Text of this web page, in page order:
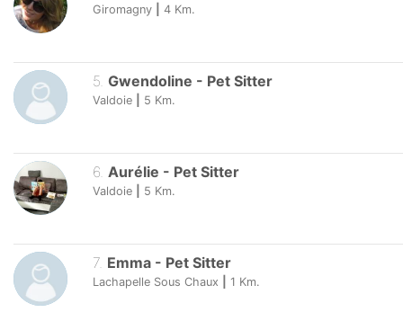
Giromagny 4 Km.
5 Gwendoline - Pet Sitter
Valdoie 5 Km.
6. Aurélie - Pet Sitter
Valdoie 5 Km.
7. Emma - Pet Sitter
Lachapelle Sous Chaux 1 Km.